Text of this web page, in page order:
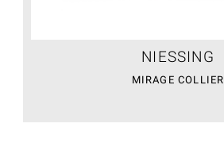
NIESSING
MIRAGE COLLIER